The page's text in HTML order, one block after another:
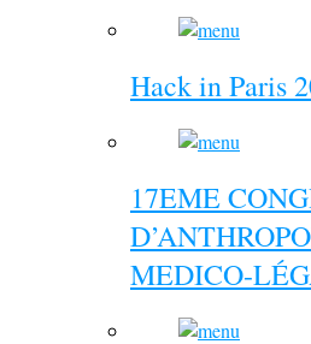
Hack in Paris
17EME
MEDICO-